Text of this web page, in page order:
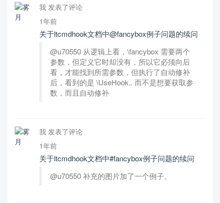
我 发表了评论
1年前
关于ltcmdhook文档中@fancybox例子问题的续问
@u70550 从逻辑上看，\fancybox 需要两个
参数，但定义它时却没有，所以它必须向后
看，才能找到所需参数，但执行了自动修补
后，看到的是 \UseHook.. 而不是想要获取参
数，而且自动修补
我 发表了评论
1年前
关于ltcmdhook文档中#fancybox例子问题的续问
@u70550 补充的图片加了一个例子。